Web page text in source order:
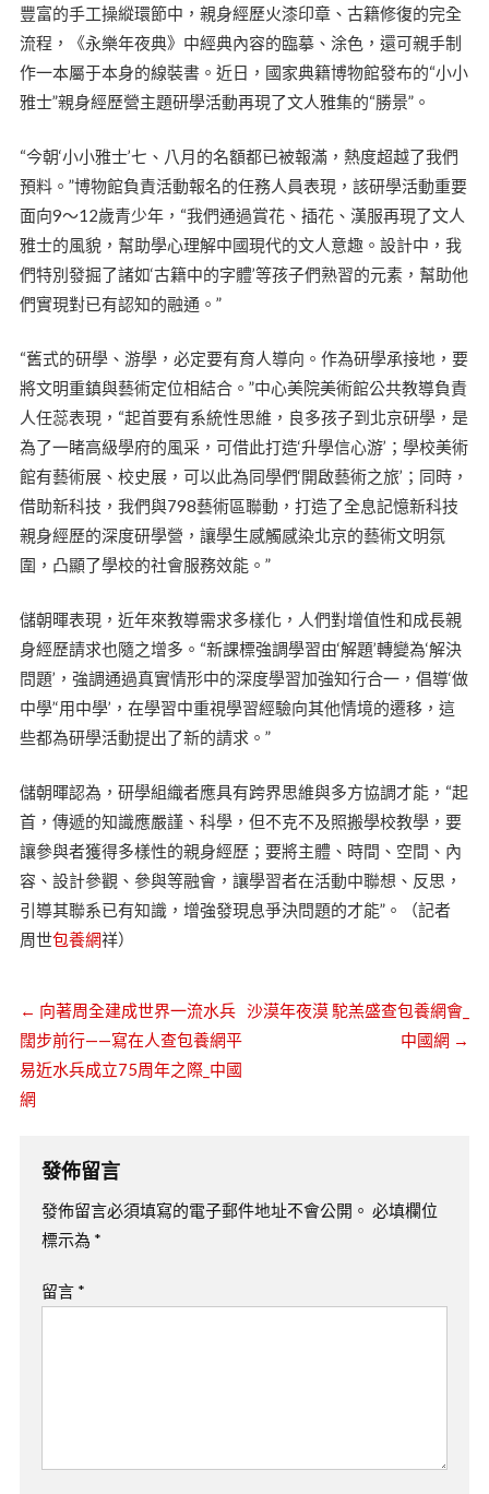
豐富的手工操縱環節中，親身經歷火漆印章、古籍修復的完全
流程，《永樂年夜典》中經典內容的臨摹、涂色，還可親手制
作一本屬于本身的線裝書。近日，國家典籍博物館發布的“小小
雅士”親身經歷營主題研學活動再現了文人雅集的“勝景”。
“今朝‘小小雅士’七、八月的名額都已被報滿，熱度超越了我們
預料。”博物館負責活動報名的任務人員表現，該研學活動重要
面向9～12歲青少年，“我們通過賞花、插花、漢服再現了文人
雅士的風貌，幫助學心理解中國現代的文人意趣。設計中，我
們特別發掘了諸如‘古籍中的字體’等孩子們熟習的元素，幫助他
們實現對已有認知的融通。”
“舊式的研學、游學，必定要有育人導向。作為研學承接地，要
將文明重鎮與藝術定位相結合。”中心美院美術館公共教導負責
人任蕊表現，“起首要有系統性思維，良多孩子到北京研學，是
為了一睹高級學府的風采，可借此打造‘升學信心游’；學校美術
館有藝術展、校史展，可以此為同學們‘開啟藝術之旅’；同時，
借助新科技，我們與798藝術區聯動，打造了全息記憶新科技
親身經歷的深度研學營，讓學生感觸感染北京的藝術文明氛
圍，凸顯了學校的社會服務效能。”
儲朝暉表現，近年來教導需求多樣化，人們對增值性和成長親
身經歷請求也隨之增多。“新課標強調學習由‘解題’轉變為‘解決
問題’，強調通過真實情形中的深度學習加強知行合一，倡導‘做
中學’‘用中學’，在學習中重視學習經驗向其他情境的遷移，這
些都為研學活動提出了新的請求。”
儲朝暉認為，研學組織者應具有跨界思維與多方協調才能，“起
首，傳遞的知識應嚴謹、科學，但不克不及照搬學校教學，要
讓參與者獲得多樣性的親身經歷；要將主體、時間、空間、內
容、設計參觀、參與等融會，讓學習者在活動中聯想、反思，
引導其聯系已有知識，增強發現息爭決問題的才能”。（記者
周世包養網祥）
← 向著周全建成世界一流水兵
闊步前行——寫在人查包養網平
易近水兵成立75周年之際_中國
網
沙漠年夜漠 駝羔盛查包養網會_
中國網 →
發佈留言
發佈留言必須填寫的電子郵件地址不會公開。 必填欄位
標示為 *
留言 *